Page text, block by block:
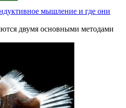
мышление и где они
двумя основными методами